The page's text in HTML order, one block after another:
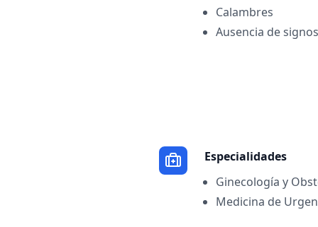
Calambres
Ausencia de
Especialidades
Ginecología y
Medicina de